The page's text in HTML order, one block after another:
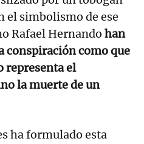
el simbolismo de ese
Rafael Hernando han
conspiración como que
representa el
la muerte de un
ha formulado esta